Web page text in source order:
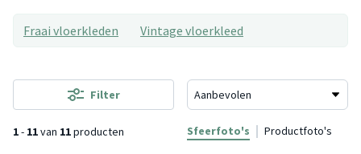
Fraai vloerkleden Vintage vloerkleed
1- 11van 11producten
Filter
Sfeerfoto's Productfoto's